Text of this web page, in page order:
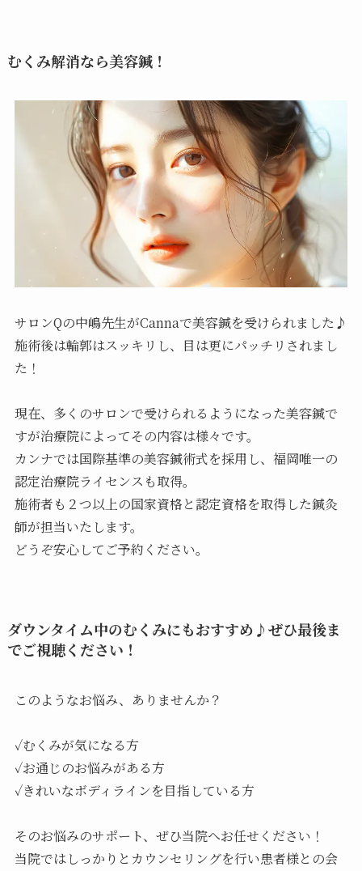
むくみ解消なら美容鍼！
サロンQの中嶋先生がCannaで美容鍼を受けられました♪
施術後は輪郭はスッキリし、目は更にパッチリされまし
た！
現在、多くのサロンで受けられるようになった美容鍼で
すが治療院によってその内容は様々です。
カンナでは国際基準の美容鍼術式を採用し、福岡唯一の
認定治療院ライセンスも取得。
施術者も２つ以上の国家資格と認定資格を取得した鍼灸
師が担当いたします。
どうぞ安心してご予約ください。
ダウンタイム中のむくみにもおすすめ♪ぜひ最後ま
でご視聴ください！
このようなお悩み、ありませんか？
✓むくみが気になる方
✓お通じのお悩みがある方
✓きれいなボディラインを目指している方
そのお悩みのサポート、ぜひ当院へお任せください！
当院ではしっかりとカウンセリングを行い患者様との会